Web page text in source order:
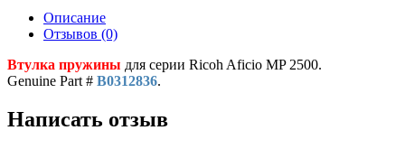
Описание
Отзывов (0)
Втулка пружины для серии Ricoh Aficio MP 2500.
Genuine Part # B0312836.
Написать отзыв